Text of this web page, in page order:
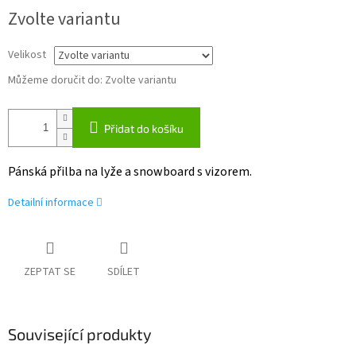
cena:
Zvolte variantu
Velikost
Můžeme doručit do: Zvolte variantu
Přidat do košíku
Pánská přilba na lyže a snowboard s vizorem.
Detailní informace
ZEPTAT SE SDÍLET
Související produkty